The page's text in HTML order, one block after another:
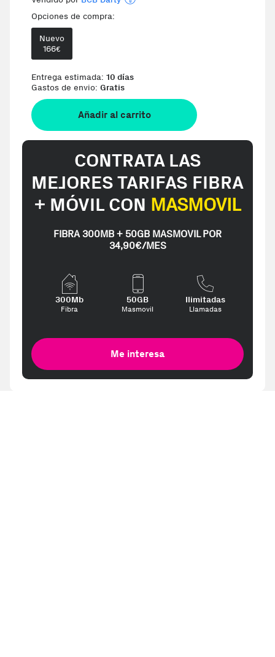
Opciones de compra:
Nuevo
166€
Entrega estimada: 10 días
Gastos de envio: Gratis
Añadir al carrito
CONTRATA LAS
MEJORES TARIFAS FIBRA
+ MÓVIL CON MASMOVIL
FIBRA 300MB + 50GB MASMOVIL POR
34,90€/MES
300Mb
Fibra
50GB
Masmovil
Ilimitadas
Llamadas
Me interesa